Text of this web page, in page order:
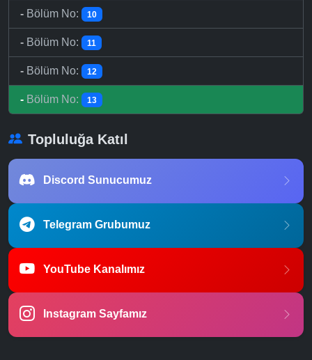
- Bölüm No: 10
- Bölüm No: 11
- Bölüm No: 12
- Bölüm No: 13
Topluluğa Katıl
Discord Sunucumuz
Telegram Grubumuz
YouTube Kanalımız
Instagram Sayfamız